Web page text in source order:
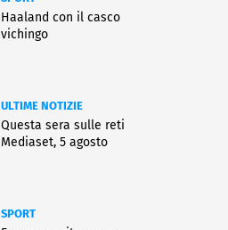
Haaland con il casco
vichingo
ULTIME NOTIZIE
Questa sera sulle reti
Mediaset, 5 agosto
SPORT